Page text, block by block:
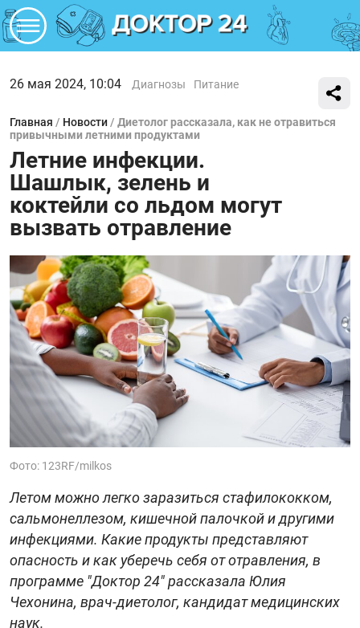
26 мая 2024, 10:04 Диагнозы Питание
Главная / Новости / Диетолог рассказала, как не отравиться
привычными летними продуктами
Летние инфекции.
Шашлык, зелень и
коктейли со льдом могут
вызвать отравление
Фото: 123RF/milkos
Летом можно легко заразиться стафилококком,
сальмонеллезом, кишечной палочкой и другими
инфекциями. Какие продукты представляют
опасность и как уберечь себя от отравления, в
программе "Доктор 24" рассказала Юлия
Чехонина, врач-диетолог, кандидат медицинских
наук.